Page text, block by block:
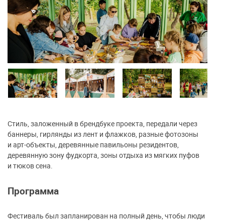
Стиль, заложенный в брендбуке проекта, передали через
баннеры, гирлянды из лент и флажков, разные фотозоны
и арт-объекты, деревянные павильоны резидентов,
деревянную зону фудкорта, зоны отдыха из мягких пуфов
и тюков сена.
Программа
Фестиваль был запланирован на полный день, чтобы люди